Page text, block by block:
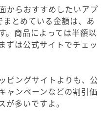
からおすすめしたいアプ
とめている金額は、あ
。商品によっては半額以
ずは公式サイトでチェッ
ピングサイトよりも、公
ャンペーンなどの割引価
多いですよ。